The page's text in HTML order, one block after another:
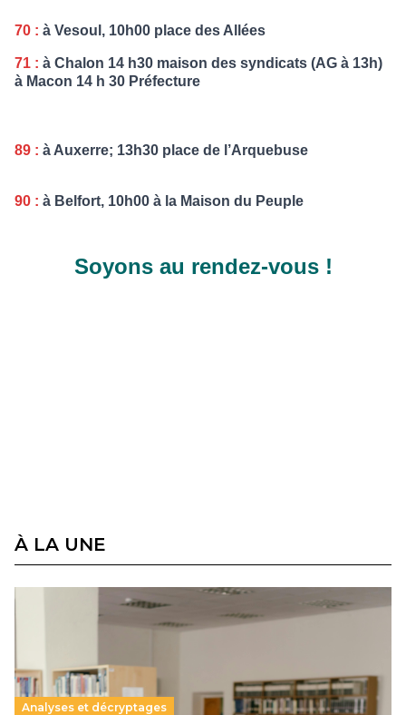
70 : à Vesoul, 10h00 place des Allées
71 : à Chalon 14 h30 maison des syndicats (AG à 13h)
à Macon 14 h 30 Préfecture
89 : à Auxerre; 13h30 place de l’Arquebuse
90 : à Belfort, 10h00 à la Maison du Peuple
Soyons au rendez-vous !
À LA UNE
Analyses et décryptages